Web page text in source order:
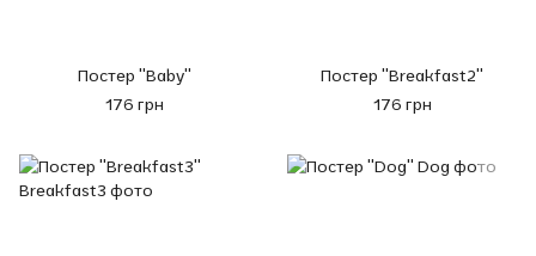
Постер "Baby"
176 грн
Постер "Breakfast2"
176 грн